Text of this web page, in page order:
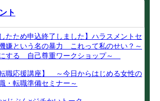
ト
たため申込終了しました】ハラスメントセ
嫌という名の暴力 これって私のせい？～
する 自己尊重ワークショップ～
転職応援講座】 ～今日からはじめる女性の
・転職準備セミナー～